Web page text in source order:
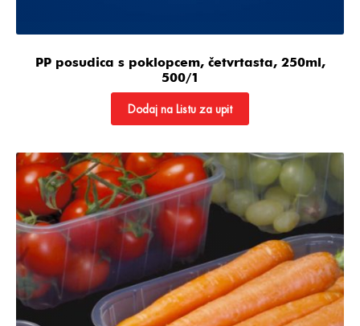
PP posudica s poklopcem, četvrtasta, 250ml,
500/1
Dodaj na Listu za upit